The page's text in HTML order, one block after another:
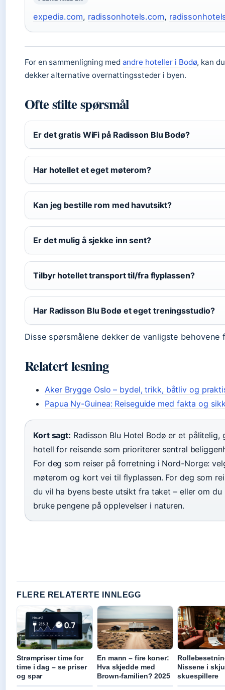
expedia.com, radissonhotels.com,
For en sammenligning med andre hoteller i Bodø, kan
dekker alternative overnattingssteder i byen.
Ofte stilte spørsmål
Er det gratis WiFi på Radisson Blu Bodø?
Har hotellet et eget møterom?
Kan jeg bestille rom med havutsikt?
Er det mulig å sjekke inn sent?
Tilbyr hotellet transport til/fra flyplassen?
Har Radisson Blu Bodø et eget treningsstudio?
Disse spørsmålene dekker de vanligste behovene
Relatert lesning
Aker Brygge Oslo – bydel, trikk, båtliv og
Papua Ny-Guinea: Reiseguide med fakta og
Kort sagt: Radisson Blu Hotel Bodø er et
hotell for reisende som prioriterer sentral
For deg som reiser på forretning i Nord-Norge:
møterom og kort vei til flyplassen. For deg som
du vil ha byens beste utsikt fra taket – eller om
bruke pengene på opplevelser i naturen.
FLERE RELATERTE INNLEGG
Strømpriser time for
time i dag – se priser
og spar
En mann – fire koner:
Hva skjedde med
Brown-familien? 2025
Nissene i
skuespillere